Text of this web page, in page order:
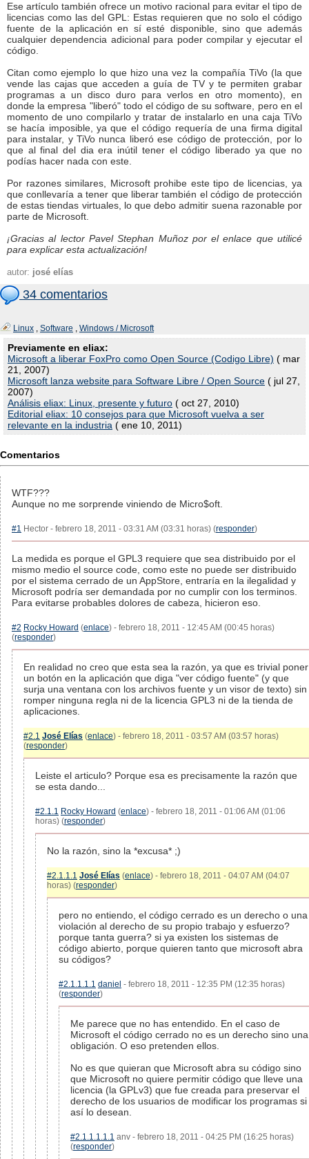
Ese artículo también ofrece un motivo racional para evitar el tipo de
licencias como las del GPL: Estas requieren que no solo el código
fuente de la aplicación en sí esté disponible, sino que además
cualquier dependencia adicional para poder compilar y ejecutar el
código.
Citan como ejemplo lo que hizo una vez la compañía TiVo (la que
vende las cajas que acceden a guía de TV y te permiten grabar
programas a un disco duro para verlos en otro momento), en
donde la empresa "liberó" todo el código de su software, pero en el
momento de uno compilarlo y tratar de instalarlo en una caja TiVo
se hacía imposible, ya que el código requería de una firma digital
para instalar, y TiVo nunca liberó ese código de protección, por lo
que al final del dia era inútil tener el código liberado ya que no
podías hacer nada con este.
Por razones similares, Microsoft prohibe este tipo de licencias, ya
que conllevaría a tener que liberar también el código de protección
de estas tiendas virtuales, lo que debo admitir suena razonable por
parte de Microsoft.
¡Gracias al lector Pavel Stephan Muñoz por el enlace que utilicé
para explicar esta actualización!
autor: josé elías
34 comentarios
Linux , Software , Windows / Microsoft
Previamente en eliax:
Microsoft a liberar FoxPro como Open Source (Codigo Libre) ( mar
21, 2007)
Microsoft lanza website para Software Libre / Open Source ( jul 27,
2007)
Análisis eliax: Linux, presente y futuro ( oct 27, 2010)
Editorial eliax: 10 consejos para que Microsoft vuelva a ser
relevante en la industria ( ene 10, 2011)
Comentarios
WTF???
Aunque no me sorprende viniendo de Micro$oft.
#1 Hector - febrero 18, 2011 - 03:31 AM (03:31 horas) (responder)
La medida es porque el GPL3 requiere que sea distribuido por el
mismo medio el source code, como este no puede ser distribuido
por el sistema cerrado de un AppStore, entraría en la ilegalidad y
Microsoft podría ser demandada por no cumplir con los terminos.
Para evitarse probables dolores de cabeza, hicieron eso.
#2 Rocky Howard (enlace) - febrero 18, 2011 - 12:45 AM (00:45 horas)
(responder)
En realidad no creo que esta sea la razón, ya que es trivial poner
un botón en la aplicación que diga "ver código fuente" (y que
surja una ventana con los archivos fuente y un visor de texto) sin
romper ninguna regla ni de la licencia GPL3 ni de la tienda de
aplicaciones.
#2.1 José Elías (enlace) - febrero 18, 2011 - 03:57 AM (03:57 horas)
(responder)
Leiste el articulo? Porque esa es precisamente la razón que
se esta dando...
#2.1.1 Rocky Howard (enlace) - febrero 18, 2011 - 01:06 AM (01:06
horas) (responder)
No la razón, sino la *excusa* ;)
#2.1.1.1 José Elías (enlace) - febrero 18, 2011 - 04:07 AM (04:07
horas) (responder)
pero no entiendo, el código cerrado es un derecho o una
violación al derecho de su propio trabajo y esfuerzo?
porque tanta guerra? si ya existen los sistemas de
código abierto, porque quieren tanto que microsoft abra
su códigos?
#2.1.1.1.1 daniel - febrero 18, 2011 - 12:35 PM (12:35 horas)
(responder)
Me parece que no has entendido. En el caso de
Microsoft el código cerrado no es un derecho sino una
obligación. O eso pretenden ellos.
No es que quieran que Microsoft abra su código sino
que Microsoft no quiere permitir código que lleve una
licencia (la GPLv3) que fue creada para preservar el
derecho de los usuarios de modificar los programas si
así lo desean.
#2.1.1.1.1.1 anv - febrero 18, 2011 - 04:25 PM (16:25 horas)
(responder)